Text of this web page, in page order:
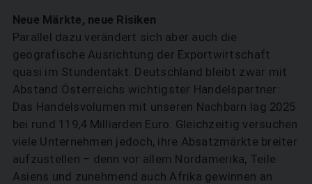
Neue Märkte, neue Risiken
Parallel dazu verändert sich aber auch die
geografische Ausrichtung der Exportwirtschaft
quasi im Stundentakt. Deutschland bleibt zwar mit
Abstand Österreichs wichtigster Handelspartner:
Das Handelsvolumen mit unseren Nachbarn lag 2025
bei rund 119,4 Milliarden Euro. Gleichzeitig versuchen
viele Unternehmen jedoch, ihre Absatzmärkte breiter
aufzustellen – denn vor allem Nordamerika, Teile
Asiens und zunehmend auch Afrika gewinnen an